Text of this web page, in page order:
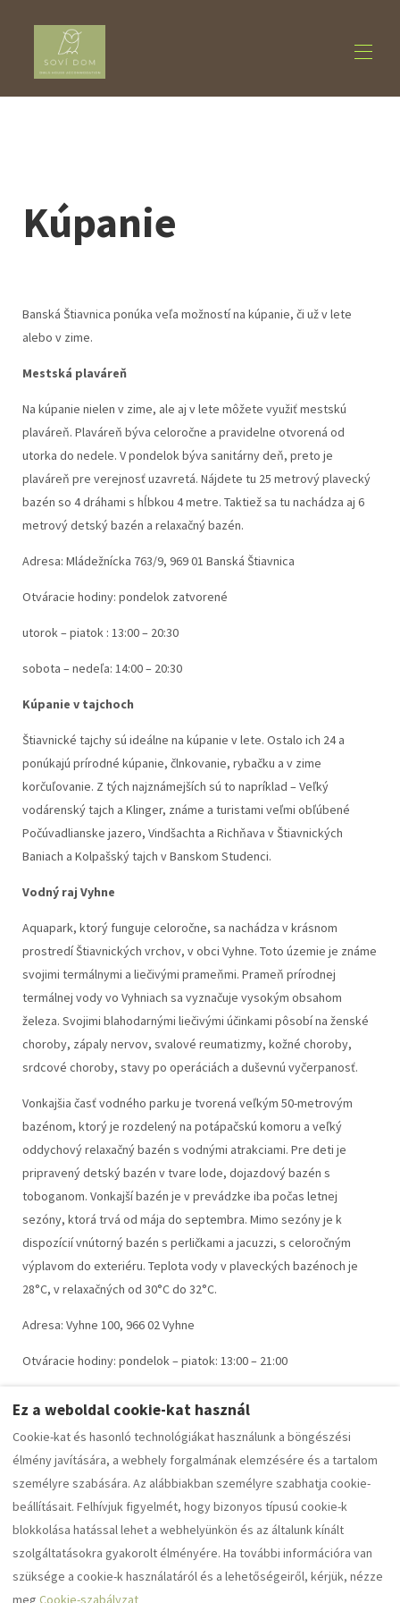
Kapcsolatba lépni
Kúpanie
Banská Štiavnica ponúka veľa možností na kúpanie, či už v lete
alebo v zime.
Mestská plaváreň
Na kúpanie nielen v zime, ale aj v lete môžete využiť mestskú
plaváreň. Plaváreň býva celoročne a pravidelne otvorená od
utorka do nedele. V pondelok býva sanitárny deň, preto je
plaváreň pre verejnosť uzavretá. Nájdete tu 25 metrový plavecký
bazén so 4 dráhami s hĺbkou 4 metre. Taktiež sa tu nachádza aj 6
metrový detský bazén a relaxačný bazén.
Adresa: Mládežnícka 763/9, 969 01 Banská Štiavnica
Otváracie hodiny: pondelok zatvorené
utorok – piatok : 13:00 – 20:30
sobota – nedeľa: 14:00 – 20:30
Kúpanie v tajchoch
Štiavnické tajchy sú ideálne na kúpanie v lete. Ostalo ich 24 a
ponúkajú prírodné kúpanie, člnkovanie, rybačku a v zime
korčuľovanie. Z tých najznámejších sú to napríklad – Veľký
vodárenský tajch a Klinger, známe a turistami veľmi obľúbené
Počúvadlianske jazero, Vindšachta a Richňava v Štiavnických
Baniach a Kolpašský tajch v Banskom Studenci.
Vodný raj Vyhne
Aquapark, ktorý funguje celoročne, sa nachádza v krásnom
prostredí Štiavnických vrchov, v obci Vyhne. Toto územie je známe
svojimi termálnymi a liečivými prameňmi. Prameň prírodnej
termálnej vody vo Vyhniach sa vyznačuje vysokým obsahom
železa. Svojimi blahodarnými liečivými účinkami pôsobí na ženské
choroby, zápaly nervov, svalové reumatizmy, kožné choroby,
srdcové choroby, stavy po operáciách a duševnú vyčerpanosť.
Vonkajšia časť vodného parku je tvorená veľkým 50-metrovým
bazénom, ktorý je rozdelený na potápačskú komoru a veľký
oddychový relaxačný bazén s vodnými atrakciami. Pre deti je
pripravený detský bazén v tvare lode, dojazdový bazén s
toboganom. Vonkajší bazén je v prevádzke iba počas letnej
sezóny, ktorá trvá od mája do septembra. Mimo sezóny je k
dispozícií vnútorný bazén s perličkami a jacuzzi, s celoročným
výplavom do exteriéru. Teplota vody v plaveckých bazénoch je
28°C, v relaxačných od 30°C do 32°C.
Adresa: Vyhne 100, 966 02 Vyhne
Otváracie hodiny: pondelok – piatok: 13:00 – 21:00
Elhelyezési szabályzat
Magyar EUR
Ez a weboldal cookie-kat használ
Cookie-kat és hasonló technológiákat használunk a böngészési
élmény javítására, a webhely forgalmának elemzésére és a tartalom
személyre szabására. Az alábbiakban személyre szabhatja cookie-
beállításait. Felhívjuk figyelmét, hogy bizonyos típusú cookie-k
blokkolása hatással lehet a webhelyünkön és az általunk kínált
szolgáltatásokra gyakorolt élményére. Ha további információra van
szüksége a cookie-k használatáról és a lehetőségeiről, kérjük, nézze
meg Cookie-szabályzat